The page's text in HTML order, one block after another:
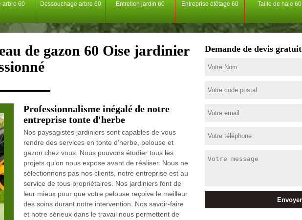
arbre 60 Dessouchage arbre 60 Entretien jardin 60 Entreprise étêtage 60 Taille de haie 60
de gazon 60 Oise jardinier
Professionnalisme inégalé de notre
entreprise tonte d'herbe
Nos paysagistes jardiniers sont capables de vous
rendre des services en tonte d’herbe, pelouse et
gazon chez vous. Nous pouvons étudier tous les
projets qu’on nous expose avant de réaliser. Nous ne
sélectionnons pas nos clients, notre entreprise est au
service de tous propriétaires. Nos jardiniers font de
leur mieux pour que votre pelouse reçoive le meilleur
des soins durant notre intervention. Nos savoir-faire
et notre sérieux dans le travail nous permettent de
Demande de devis gratuit